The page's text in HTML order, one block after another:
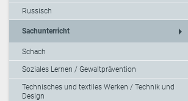
Russisch
Sachunterricht arrow_right
Schach
Soziales Lernen / Gewaltprävention
Technisches und textiles Werken / Technik und
Design